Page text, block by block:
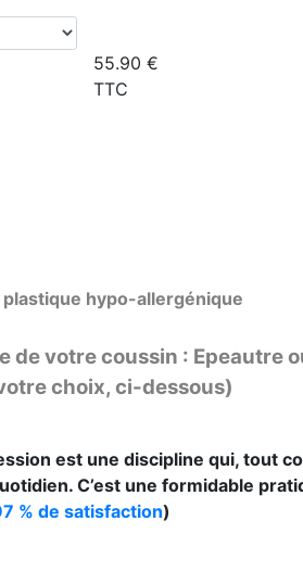
55.90 €
TTC
plastique hypo-allergénique
de votre coussin : Epeautre
choix, ci-dessous)
est une discipline qui, tout
C’est une formidable
% de satisfaction)